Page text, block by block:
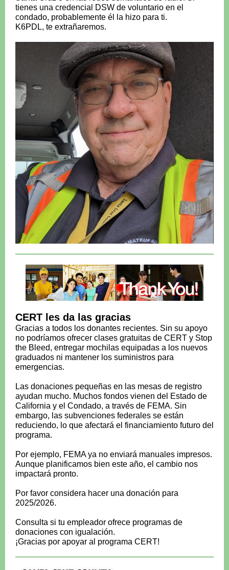
tienes una credencial DSW de voluntario en el
condado, probablemente él la hizo para ti.
K6PDL, te extrañaremos.
CERT les da las gracias
Gracias a todos los donantes recientes. Sin su apoyo
no podríamos ofrecer clases gratuitas de CERT y Stop
the Bleed, entregar mochilas equipadas a los nuevos
graduados ni mantener los suministros para
emergencias.
Las donaciones pequeñas en las mesas de registro
ayudan mucho. Muchos fondos vienen del Estado de
California y el Condado, a través de FEMA. Sin
embargo, las subvenciones federales se están
reduciendo, lo que afectará el financiamiento futuro del
programa.
Por ejemplo, FEMA ya no enviará manuales impresos.
Aunque planificamos bien este año, el cambio nos
impactará pronto.
Por favor considera hacer una donación para
2025/2026.
Consulta si tu empleador ofrece programas de
donaciones con igualación.
¡Gracias por apoyar al programa CERT!